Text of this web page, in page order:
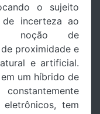
o sujeito
de incerteza ao
noção de
proximidade e
e artificial.
um híbrido de
tem